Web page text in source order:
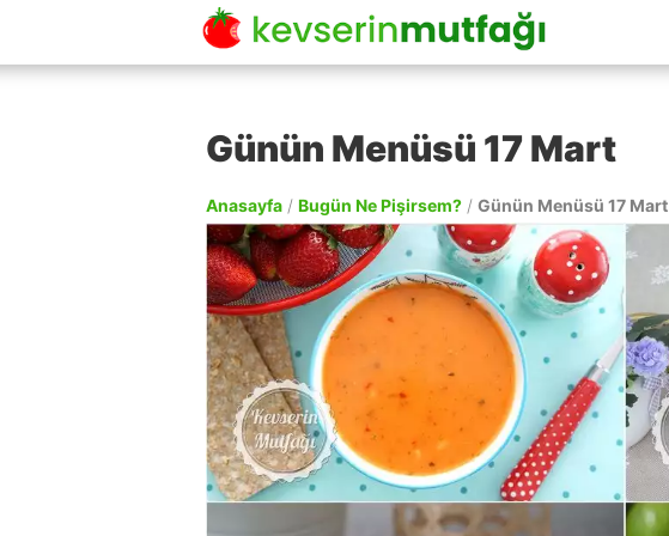
Günün Menüsü 17 Mart
Anasayfa / Bugün Ne Pişirsem? / Günün Menüsü 17 Mart